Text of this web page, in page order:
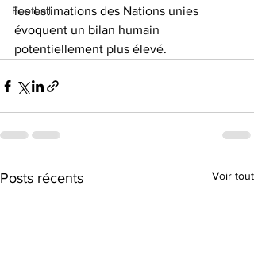
Football
les estimations des Nations unies
évoquent un bilan humain
potentiellement plus élevé.
Posts récents Voir tout